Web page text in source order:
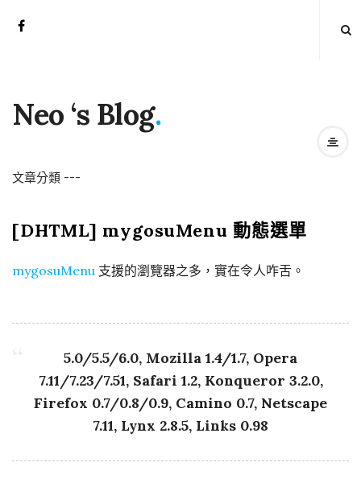
Neo ‘s Blog.
文章分類 ---
[DHTML] mygosuMenu 動態選單
mygosuMenu 支援的瀏覽器之多，實在令人咋舌。
5.0/5.5/6.0, Mozilla 1.4/1.7, Opera
7.11/7.23/7.51, Safari 1.2, Konqueror 3.2.0,
Firefox 0.7/0.8/0.9, Camino 0.7, Netscape
7.11, Lynx 2.8.5, Links 0.98